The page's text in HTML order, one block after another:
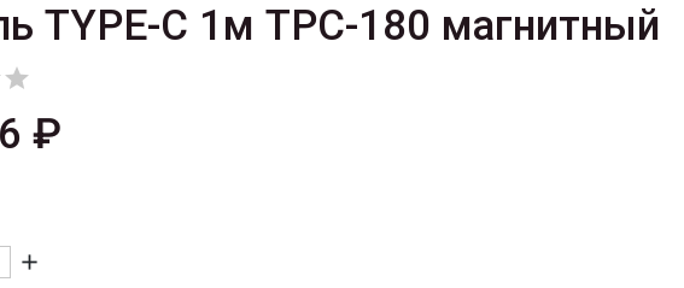
TYPE-C 1м TPC-180 магнитный

₽
add